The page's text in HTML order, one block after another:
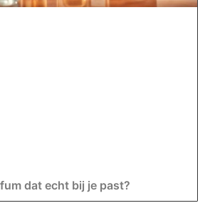
dat echt bij je past?